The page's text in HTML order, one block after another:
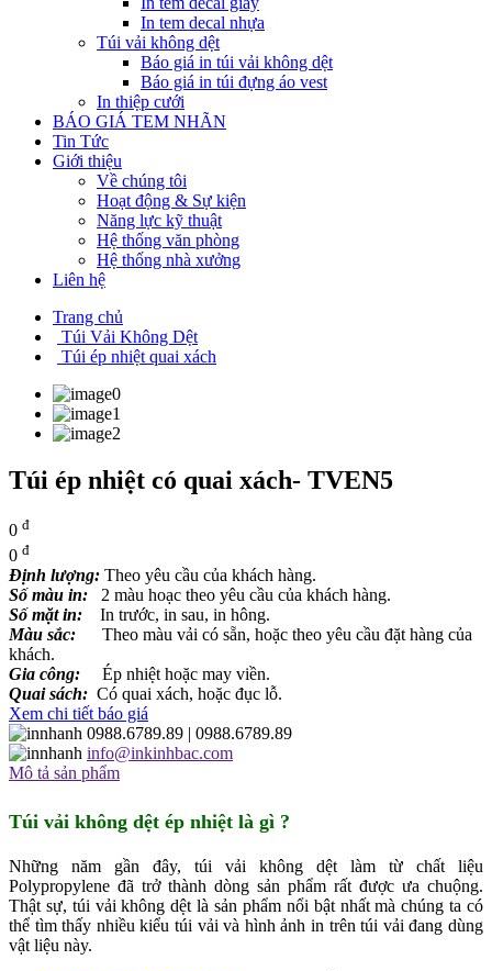
In tem decal nhựa
Túi vải không dệt
Báo giá in túi vải không dệt
Báo giá in túi đựng áo vest
In thiệp cưới
BÁO GIÁ TEM NHÃN
Tin Tức
Giới thiệu
Về chúng tôi
Hoạt động & Sự kiện
Năng lực kỹ thuật
Hệ thống văn phòng
Hệ thống nhà xưởng
Liên hệ
Trang chủ
Túi Vải Không Dệt
Túi ép nhiệt quai xách
Túi ép nhiệt có quai xách- TVEN5
0 đ
0 đ
Định lượng: Theo yêu cầu của khách hàng.
Số màu in: 2 màu hoạc theo yêu cầu của khách hàng.
Số mặt in: In trước, in sau, in hông.
Màu sắc: Theo màu vải có sẵn, hoặc theo yêu cầu đặt hàng của
khách.
Gia công:
Ép nhiệt hoặc may viền.
Quai sách: Có quai xách, hoặc đục lỗ.
Xem chi tiết báo giá
0988.6789.89 | 0988.6789.89
info@inkinhbac.com
Mô tả sản phẩm
Túi vải không dệt ép nhiệt là gì ?
Những năm gần đây, túi vải không dệt làm từ chất liệu
Polypropylene đã trở thành dòng sản phẩm rất được ưa chuộng.
Thật sự, túi vải không dệt là sản phẩm nổi bật nhất mà chúng ta có
thể tìm thấy nhiều kiểu túi vải và hình ảnh in trên túi vải đang dùng
vật liệu này.